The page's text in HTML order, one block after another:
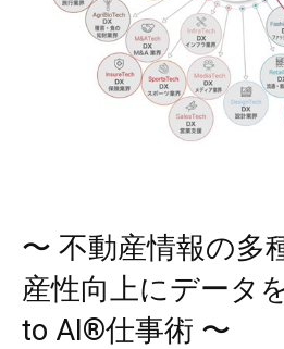
〜 不動産情報の多
産性向上にデータ
to AI®︎仕事術 〜